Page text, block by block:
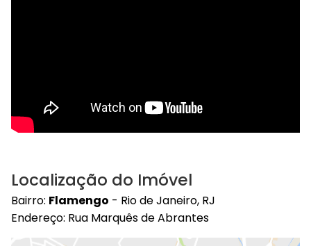
Localização do Imóvel
Bairro: Flamengo - Rio de Janeiro, RJ
Endereço: Rua Marquês de Abrantes